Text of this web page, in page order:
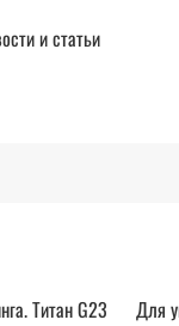
и статьи
Титан G23 Для